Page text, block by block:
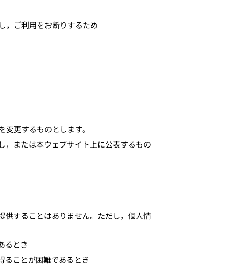
，ご利用をお断りするため
更するものとします。
，または本ウェブサイト上に公表するもの
供することはありません。ただし，個人情
るとき
ることが困難であるとき